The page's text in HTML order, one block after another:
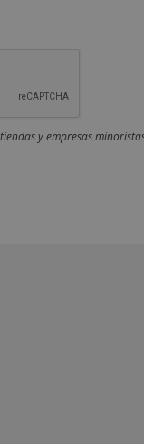
y empresas